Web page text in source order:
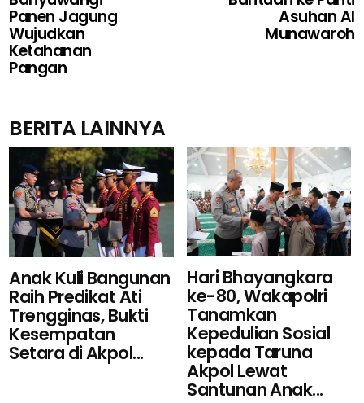
Panen Jagung
Wujudkan
Ketahanan
Pangan
Asuhan Al
Munawaroh
BERITA LAINNYA
Anak Kuli Bangunan
Raih Predikat Ati
Trengginas, Bukti
Kesempatan
Setara di Akpol...
Hari Bhayangkara
ke-80, Wakapolri
Tanamkan
Kepedulian Sosial
kepada Taruna
Akpol Lewat
Santunan Anak...